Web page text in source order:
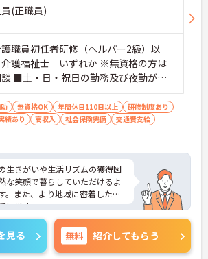
(正職員)
職員初任者研修（ヘルパー2級）以
護福祉士 いずれか ※無資格の方は
■土・日・祝日の勤務及び夜勤がで
無資格OK 年間休日110日以上
研修制度あり
績あり
高収入 社会保険完備
交通費支給
生きがいや生活リズムの獲得図
な笑顔で暮らしていただけるよ
。また、より地域に密着したサ
います。
りがとう」を身近に感じられる
給実績が3.0ヶ月分あるため、頑
境です。
、面接対策ポイントなど、さら
見る 無料 紹介してもらう